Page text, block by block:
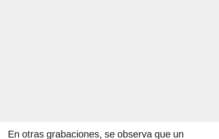
En otras grabaciones, se observa que un